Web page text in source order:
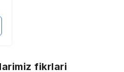
fikrlari